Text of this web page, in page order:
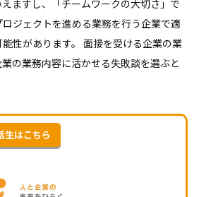
ますし、「チームワークの大切さ」で
ジェクトを進める業務を行う企業で適
性があります。 面接を受ける企業の業
の業務内容に活かせる失敗談を選ぶと
生はこちら